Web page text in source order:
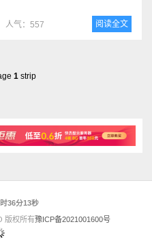
人气：557 阅读全文
1strip
36分13秒
版权所有豫ICP备2021001600号